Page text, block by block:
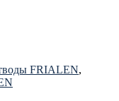
FRIALEN,